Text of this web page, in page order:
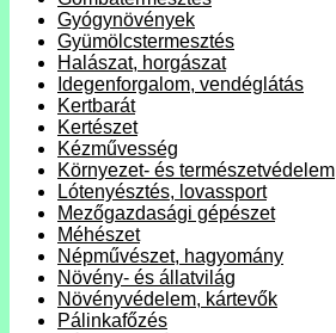
Gyógynövények
Gyümölcstermesztés
Halászat, horgászat
Idegenforgalom, vendéglátás
Kertbarát
Kertészet
Kézművesség
Környezet- és természetvédelem
Lótenyésztés, lovassport
Mezőgazdasági gépészet
Méhészet
Népművészet, hagyomány
Növény- és állatvilág
Növényvédelem, kártevők
Pálinkafőzés